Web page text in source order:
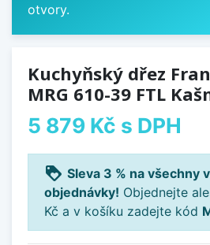
otvory.
Kuchyňský dřez
MRG 610-39 FTL
5 879 Kč s DPH
loyalty Sleva 3 % na všechny
objednávky! Objednejte
Kč a v košíku zadejte kód